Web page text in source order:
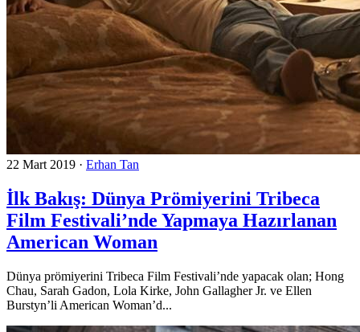
22 Mart 2019 · Erhan Tan
İlk Bakış: Dünya Prömiyerini Tribeca
Film Festivali’nde Yapmaya Hazırlanan
American Woman
Dünya prömiyerini Tribeca Film Festivali’nde yapacak olan; Hong
Chau, Sarah Gadon, Lola Kirke, John Gallagher Jr. ve Ellen
Burstyn’li American Woman’d...